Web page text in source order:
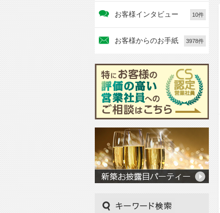
お客様インタビュー 10件
お客様からのお手紙 3978件